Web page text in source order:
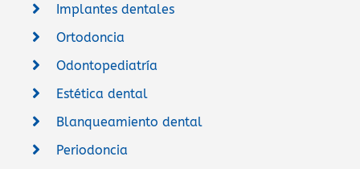
Implantes dentales
Ortodoncia
Odontopediatría
Estética dental
Blanqueamiento dental
Periodoncia